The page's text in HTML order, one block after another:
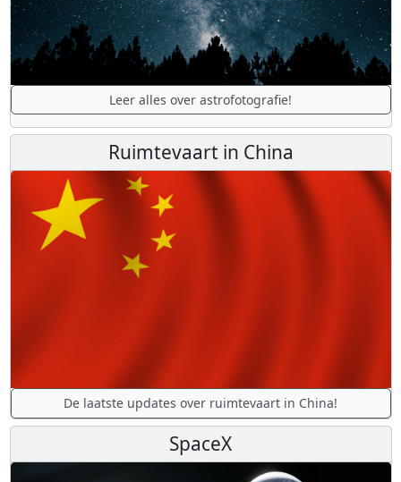
Leer alles over astrofotografie!
Ruimtevaart in China
De laatste updates over ruimtevaart in China!
SpaceX